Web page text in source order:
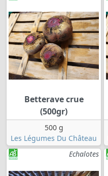
Betterave crue
(500gr)
500 g
Les Légumes Du Château
Echalotes